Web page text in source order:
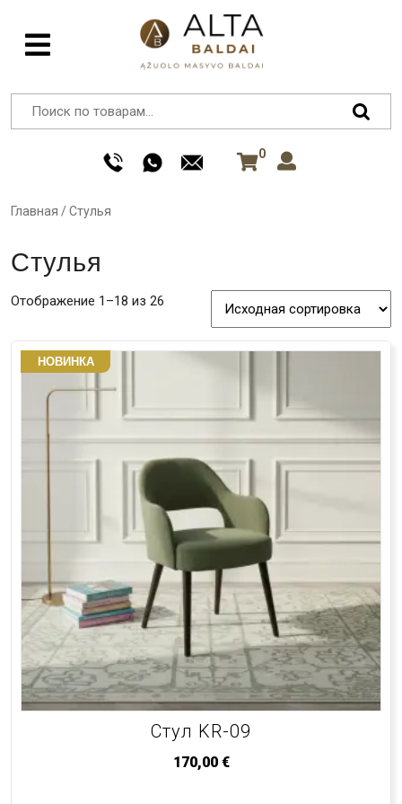
0
Главная /Стулья
Стулья
Отображение 1–18 из 26
НОВИНКА
Стул KR-09
170,00 €